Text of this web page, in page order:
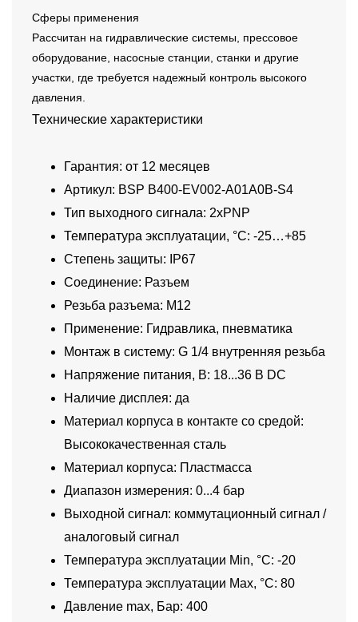
Сферы применения
Рассчитан на гидравлические системы, прессовое
оборудование, насосные станции, станки и другие
участки, где требуется надежный контроль высокого
давления.
Технические характеристики
Гарантия: от 12 месяцев
Артикул: BSP B400-EV002-A01A0B-S4
Тип выходного сигнала: 2xPNP
Температура эксплуатации, °C: -25…+85
Степень защиты: IP67
Соединение: Разъем
Резьба разъема: M12
Применение: Гидравлика, пневматика
Монтаж в систему: G 1/4 внутренняя резьба
Напряжение питания, В: 18...36 В DC
Наличие дисплея: да
Материал корпуса в контакте со средой:
Высококачественная сталь
Материал корпуса: Пластмасса
Диапазон измерения: 0...4 бар
Выходной сигнал: коммутационный сигнал /
аналоговый сигнал
Температура эксплуатации Min, °C: -20
Температура эксплуатации Max, °C: 80
Давление max, Бар: 400